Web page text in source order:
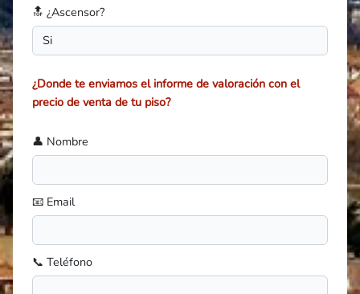
🔝 ¿Ascensor?
¿Donde te enviamos el informe de valoración con el
precio de venta de tu piso?
👤 Nombre
📧 Email
📞 Teléfono